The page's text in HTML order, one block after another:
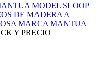
MODEL SLOOP
DE MADERA A
MARCA MANTUA
Y PRECIO